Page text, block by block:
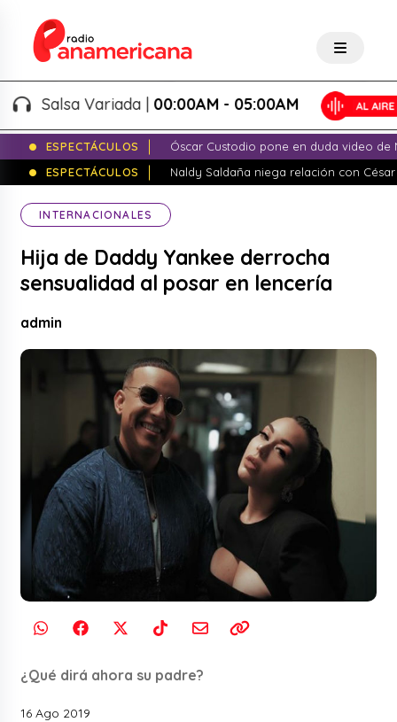
Salsa Variada |00:00AM - 05:00AM
ESPECTÁCULOS
Óscar Custodio pone en duda video de
ESPECTÁCULOS
Naldy Saldaña niega relación con
INTERNACIONALES
Hija de Daddy Yankee derrocha
sensualidad al posar en lencería
admin
¿Qué dirá ahora su padre?
16 Ago 2019